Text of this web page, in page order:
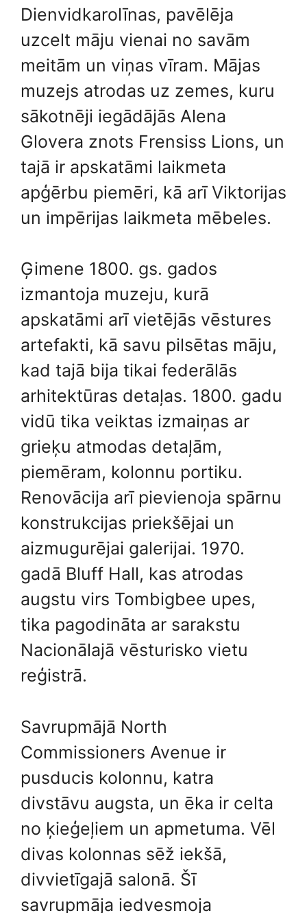
Dienvidkarolīnas, pavēlēja
uzcelt māju vienai no savām
meitām un viņas vīram. Mājas
muzejs atrodas uz zemes, kuru
sākotnēji iegādājās Alena
Glovera znots Frensiss Lions, un
tajā ir apskatāmi laikmeta
apģērbu piemēri, kā arī Viktorijas
un impērijas laikmeta mēbeles.
Ģimene 1800. gs. gados
izmantoja muzeju, kurā
apskatāmi arī vietējās vēstures
artefakti, kā savu pilsētas māju,
kad tajā bija tikai federālās
arhitektūras detaļas. 1800. gadu
vidū tika veiktas izmaiņas ar
grieķu atmodas detaļām,
piemēram, kolonnu portiku.
Renovācija arī pievienoja spārnu
konstrukcijas priekšējai un
aizmugurējai galerijai. 1970.
gadā Bluff Hall, kas atrodas
augstu virs Tombigbee upes,
tika pagodināta ar sarakstu
Nacionālajā vēsturisko vietu
reģistrā.
Savrupmājā North
Commissioners Avenue ir
pusducis kolonnu, katra
divstāvu augsta, un ēka ir celta
no ķieģeļiem un apmetuma. Vēl
divas kolonnas sēž iekšā,
divvietīgajā salonā. Šī
savrupmāja iedvesmoja